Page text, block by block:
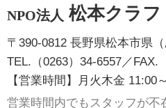
NPO法人 松本クラ
〒390-0812 長野県松本市県
TEL.（0263）34-6557／FAX.
【営業時間】月火木金 11:00
営業時間内でもスタッフが不